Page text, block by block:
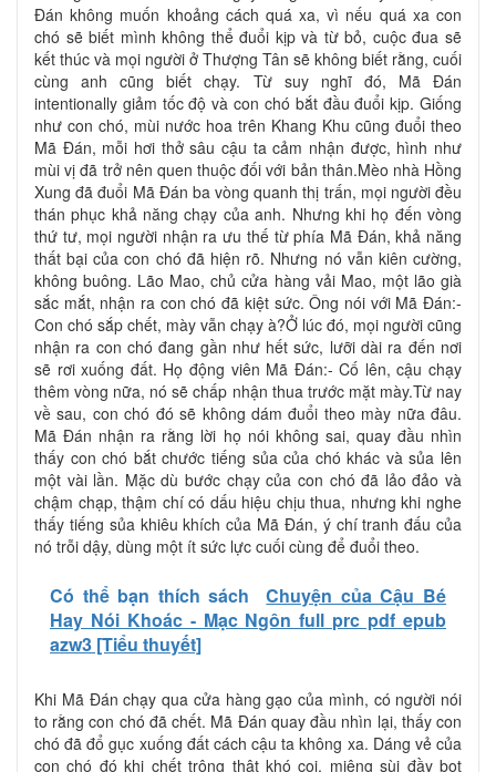
Đán không muốn khoảng cách quá xa, vì nếu quá xa con
chó sẽ biết mình không thể đuổi kịp và từ bỏ, cuộc đua sẽ
kết thúc và mọi người ở Thượng Tân sẽ không biết rằng, cuối
cùng anh cũng biết chạy. Từ suy nghĩ đó, Mã Đán
intentionally giảm tốc độ và con chó bắt đầu đuổi kịp. Giống
như con chó, mùi nước hoa trên Khang Khu cũng đuổi theo
Mã Đán, mỗi hơi thở sâu cậu ta cảm nhận được, hình như
mùi vị đã trở nên quen thuộc đối với bản thân.Mèo nhà Hồng
Xung đã đuổi Mã Đán ba vòng quanh thị trấn, mọi người đều
thán phục khả năng chạy của anh. Nhưng khi họ đến vòng
thứ tư, mọi người nhận ra ưu thế từ phía Mã Đán, khả năng
thất bại của con chó đã hiện rõ. Nhưng nó vẫn kiên cường,
không buông. Lão Mao, chủ cửa hàng vải Mao, một lão già
sắc mắt, nhận ra con chó đã kiệt sức. Ông nói với Mã Đán:-
Con chó sắp chết, mày vẫn chạy à?Ở lúc đó, mọi người cũng
nhận ra con chó đang gần như hết sức, lưỡi dài ra đến nơi
sẽ rơi xuống đất. Họ động viên Mã Đán:- Cố lên, cậu chạy
thêm vòng nữa, nó sẽ chấp nhận thua trước mặt mày.Từ nay
về sau, con chó đó sẽ không dám đuổi theo mày nữa đâu.
Mã Đán nhận ra rằng lời họ nói không sai, quay đầu nhìn
thấy con chó bắt chước tiếng sủa của chó khác và sủa lên
một vài lần. Mặc dù bước chạy của con chó đã lảo đảo và
chậm chạp, thậm chí có dấu hiệu chịu thua, nhưng khi nghe
thấy tiếng sủa khiêu khích của Mã Đán, ý chí tranh đấu của
nó trỗi dậy, dùng một ít sức lực cuối cùng để đuổi theo.
Có thể bạn thích sách
Chuyện của Cậu Bé
Hay Nói Khoác - Mạc Ngôn full prc pdf epub
azw3 [Tiểu thuyết]
Khi Mã Đán chạy qua cửa hàng gạo của mình, có người nói
to rằng con chó đã chết. Mã Đán quay đầu nhìn lại, thấy con
chó đã đổ gục xuống đất cách cậu ta không xa. Dáng vẻ của
con chó đó khi chết trông thật khó coi, miệng sùi đầy bọt